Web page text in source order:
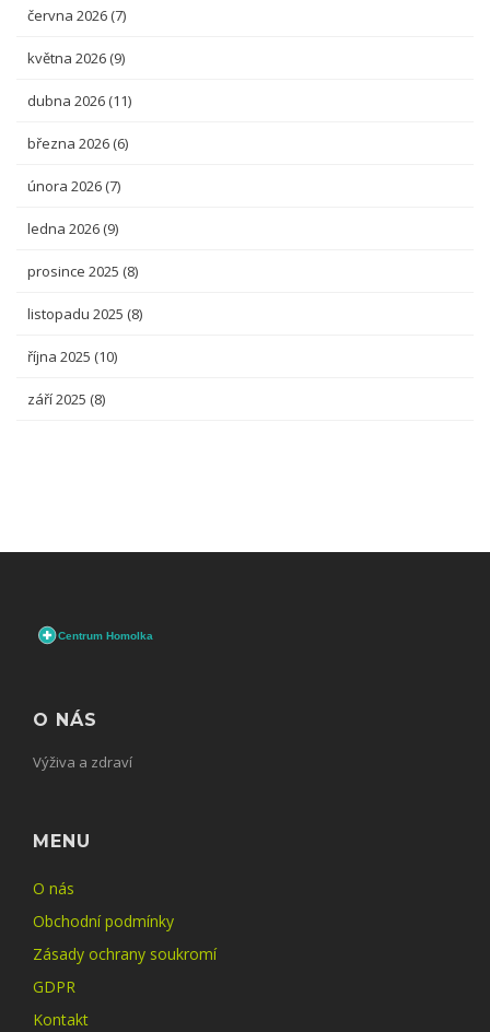
června 2026 (7)
května 2026 (9)
dubna 2026 (11)
března 2026 (6)
února 2026 (7)
ledna 2026 (9)
prosince 2025 (8)
listopadu 2025 (8)
října 2025 (10)
září 2025 (8)
O NÁS
Výživa a zdraví
MENU
O nás
Obchodní podmínky
Zásady ochrany soukromí
GDPR
Kontakt